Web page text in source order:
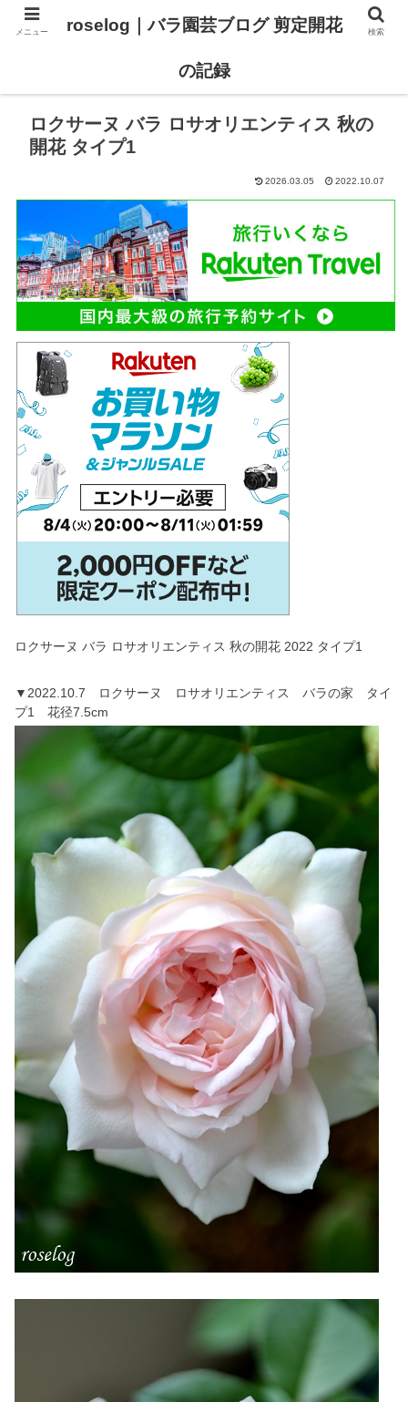
ロクサーヌ バラ ロサオリエンティス 秋の
開花 タイプ1
2026.03.05 2022.10.07
ロクサーヌ バラ ロサオリエンティス 秋の開花 2022 タイプ1
▼2022.10.7 ロクサーヌ ロサオリエンティス バラの家 タイ
プ1 花径7.5cm
メニュー roselog｜バラ園芸ブログ 剪定開花
の記録
検索